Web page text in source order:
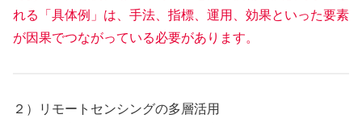
れる「具体例」は、手法、指標、運用、効果といった要素
が因果でつながっている必要があります。
２）リモートセンシングの多層活用